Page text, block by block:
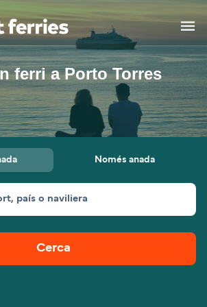
ferri a Porto Torres
Només anada
país o naviliera
Cerca